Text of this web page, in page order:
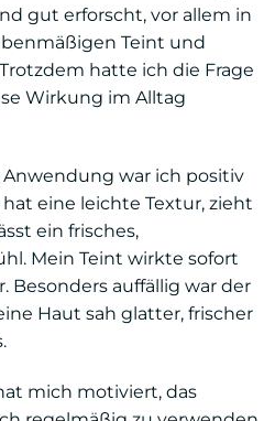
gut erforscht, vor allem in
Teint und
hatte ich die Frage
Wirkung im Alltag
war ich positiv
eine leichte Textur, zieht
ein frisches,
Mein Teint wirkte sofort
Besonders auffällig war der
Haut sah glatter, frischer
mich motiviert, das